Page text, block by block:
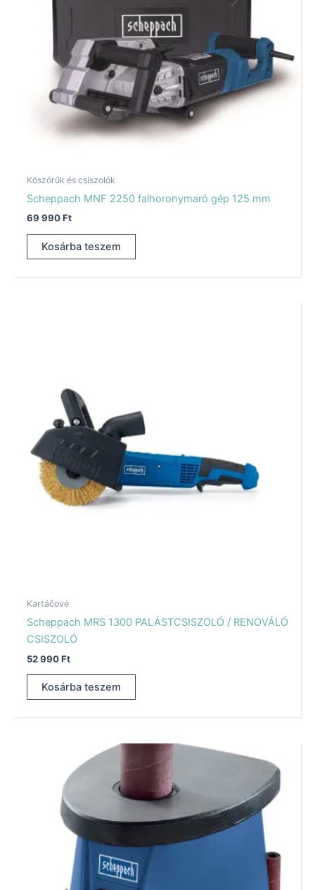
Köszörűk és csiszolók
Scheppach MNF 2250 falhoronymaró gép 125 mm
69 990Ft
Kosárba teszem
Kartáčové
Scheppach MRS 1300 PALÁSTCSISZOLÓ / RENOVÁLÓ
CSISZOLÓ
52 990Ft
Kosárba teszem